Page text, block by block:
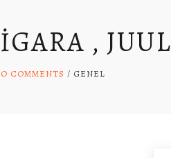
, JUUL
COMMENTS / GENEL